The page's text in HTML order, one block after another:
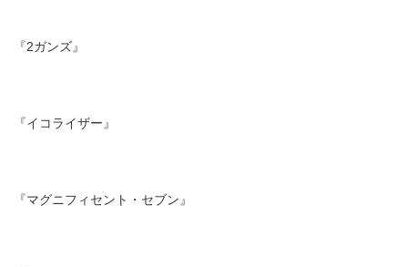
『2ガンズ』
『イコライザー』
『マグニフィセント・セブン』